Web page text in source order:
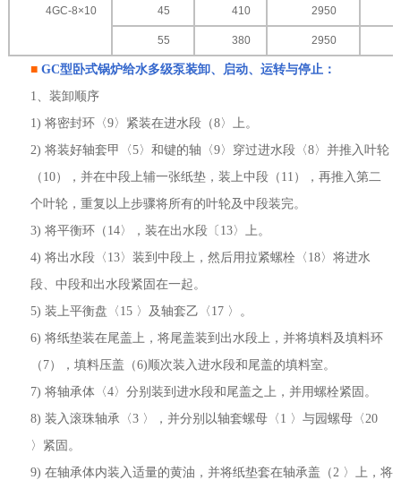
4GC-8×10 45 410 2950
55 380 2950
■ GC型 卧式锅炉给水多级泵装卸、启动、运转与停止：
1、装卸顺序
1) 将密封环〈9〉紧装在进水段（8〉上。
2) 将装好轴套甲〈5〉和键的轴〈9〉穿过进水段〈8〉并推入叶轮
（10），并在中段上辅一张纸垫，装上中段（11），再推入第二
个叶轮，重复以上步骤将所有的叶轮及中段装完。
3) 将平衡环（14〉，装在出水段〔13〉上。
4) 将出水段〈13〉装到中段上，然后用拉紧螺栓〈18〉将进水
段、中段和出水段紧固在一起。
5) 装上平衡盘〈15 〉及轴套乙〈17 〉。
6) 将纸垫装在尾盖上，将尾盖装到出水段上，并将填料及填料环
（7），填料压盖（6)顺次装入进水段和尾盖的填料室。
7) 将轴承体〈4〉分别装到进水段和尾盖之上，并用螺栓紧固。
8) 装入滚珠轴承〈3 〉，并分别以轴套螺母〈1 〉与园螺母〈20
〉紧固。
9) 在轴承体内装入适量的黄油，并将纸垫套在轴承盖（2 〉上，将